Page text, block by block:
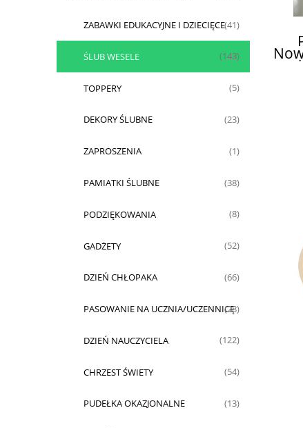
ZABAWKI EDUKACYJNE I DZIECIĘCE(41)
ŚLUB WESELE (143)
TOPPERY (5)
DEKORY ŚLUBNE (23)
ZAPROSZENIA (1)
PAMIATKI ŚLUBNE (38)
PODZIĘKOWANIA (8)
GADŻETY (52)
DZIEŃ CHŁOPAKA (66)
PASOWANIE NA UCZNIA/UCZENNICĘ
(28)
DZIEŃ NAUCZYCIELA (122)
CHRZEST ŚWIETY (54)
PUDEŁKA OKAZJONALNE (13)